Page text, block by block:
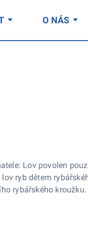
O NÁS
Lov povolen
ryb dětem
rybářského kroužku.